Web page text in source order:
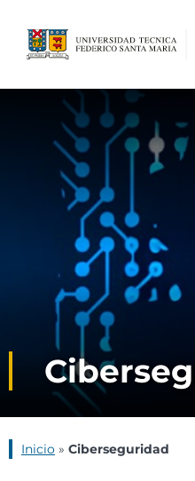
Inicio
Quiénes somos
Servicios
Proyectos
Documentos y
Contacto
Inicio » Ciberseguridad